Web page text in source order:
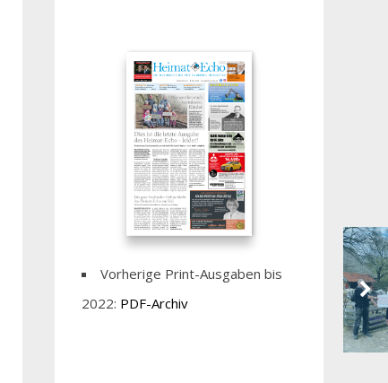
Vorherige Print-Ausgaben bis
2022: PDF-Archiv